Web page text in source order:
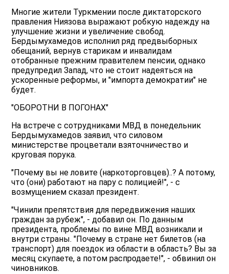
Многие жители Туркмении после диктаторского
правления Ниязова выражают робкую надежду на
улучшение жизни и увеличение свобод.
Бердымухамедов исполнил ряд предвыборных
обещаний, вернув старикам и инвалидам
отобранные прежним правителем пенсии, однако
предупредил Запад, что не стоит надеяться на
ускоренные реформы, и "импорта демократии" не
будет.
"ОБОРОТНИ В ПОГОНАХ"
На встрече с сотрудниками МВД в понедельник
Бердымухамедов заявил, что силовом
министерстве процветали взяточничество и
круговая порука.
"Почему вы не ловите (наркоторговцев)..? А потому,
что (они) работают на пару с полицией!", - с
возмущением сказал президент.
"Чинили препятствия для передвижения наших
граждан за рубеж", - добавил он. По данным
президента, проблемы по вине МВД возникали и
внутри страны. "Почему в стране нет билетов (на
транспорт) для поездок из области в область? Вы за
месяц скупаете, а потом распродаете!", - обвинил он
чиновников.